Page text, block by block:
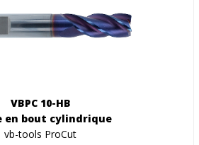
VBPC 10-HB
en bout cylindrique
vb-tools ProCut